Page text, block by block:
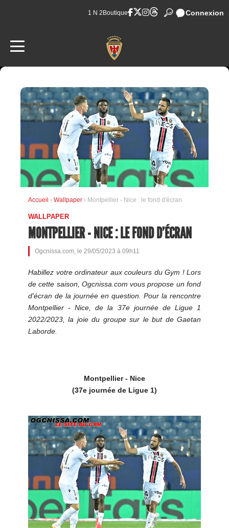
1 N 2 Boutique Connexion
Accueil › Wallpaper › Montpellier - Nice : le fond d'écran
WALLPAPER
MONTPELLIER - NICE : LE FOND D'ÉCRAN
Ogcnissa.com, le 29/05/2023 à 09h11
Habillez votre ordinateur aux couleurs du Gym ! Lors
de cette saison, Ogcnissa.com vous propose un fond
d'écran de la journée en question. Pour la rencontre
Montpellier - Nice, de la 37e journée de Ligue 1
2022/2023, la joie du groupe sur le but de Gaetan
Laborde.
Montpellier - Nice
(37e journée de Ligue 1)